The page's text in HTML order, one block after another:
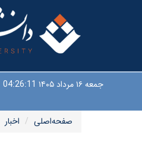
جمعه ۱۶ مرداد ۱۴۰۵ 04:26:11
صفحه‌اصلی اخبار